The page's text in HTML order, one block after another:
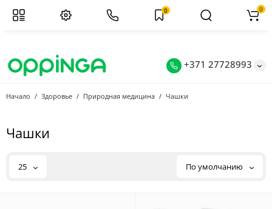
+371 27728993
0 0
Начало Здоровье Природная медицина Чашки
Чашки
25 По умолчанию